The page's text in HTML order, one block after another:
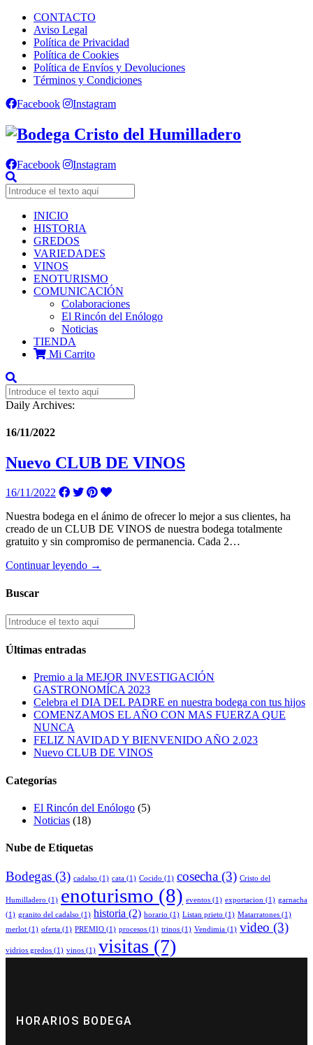
CONTACTO
Aviso Legal
Política de Privacidad
Política de Cookies
Política de Envíos y Devoluciones
Términos y Condiciones
Facebook
Instagram
Facebook Instagram
INICIO
HISTORIA
GREDOS
VARIEDADES
VINOS
ENOTURISMO
COMUNICACIÓN
Colaboraciones
El Rincón del Enólogo
Noticias
TIENDA
Mi Carrito
Daily Archives:
16/11/2022
Nuevo CLUB DE VINOS
16/11/2022
Nuestra bodega en el ánimo de ofrecer lo mejor a sus clientes, ha
creado de un CLUB DE VINOS de nuestra bodega totalmente
gratuito y sin compromiso de permanencia. Cada 2…
Continuar leyendo →
Buscar
Últimas entradas
Premio a la MEJOR INVESTIGACIÓN
GASTRONOMÍCA 2023
Celebra el DIA DEL PADRE en nuestra bodega con tus hijos
COMENZAMOS EL AÑO CON MAS FUERZA QUE
NUNCA
FELIZ NAVIDAD Y BIENVENIDO AÑO 2.023
Nuevo CLUB DE VINOS
Categorías
El Rincón del Enólogo (5)
Noticias (18)
Nube de Etiquetas
Bodegas (3) cadalso (1) cata (1) Cocido (1) cosecha (3) Cristo del
Humilladero (1) enoturismo (8) eventos (1) exportacion (1) garnacha
(1) granito del cadalso (1) historia (2) horario (1) Listan prieto (1) Matarratones (1)
merlot (1) oferta (1) PREMIO (1) procesos (1) trinos (1) Vendimia (1) video (3)
vidrios gredos (1) vinos (1) visitas (7)
HORARIOS BODEGA